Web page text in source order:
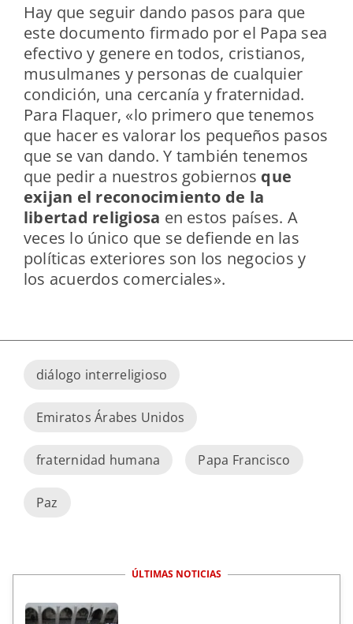
Hay que seguir dando pasos para que
este documento firmado por el Papa sea
efectivo y genere en todos, cristianos,
musulmanes y personas de cualquier
condición, una cercanía y fraternidad.
Para Flaquer, «lo primero que tenemos
que hacer es valorar los pequeños pasos
que se van dando. Y también tenemos
que pedir a nuestros gobiernos que
exijan el reconocimiento de la
libertad religiosa en estos países. A
veces lo único que se defiende en las
políticas exteriores son los negocios y
los acuerdos comerciales».
diálogo interreligioso
Emiratos Árabes Unidos
fraternidad humana Papa Francisco
Paz
ÚLTIMAS NOTICIAS